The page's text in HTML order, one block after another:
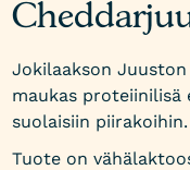
Jokilaakson
maukas proteiinilisä
suolaisiin piirakoihin.
Tuote on